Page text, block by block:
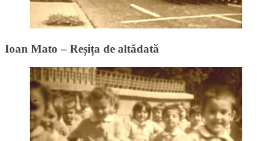
Ioan Mato – Reșița de altădată